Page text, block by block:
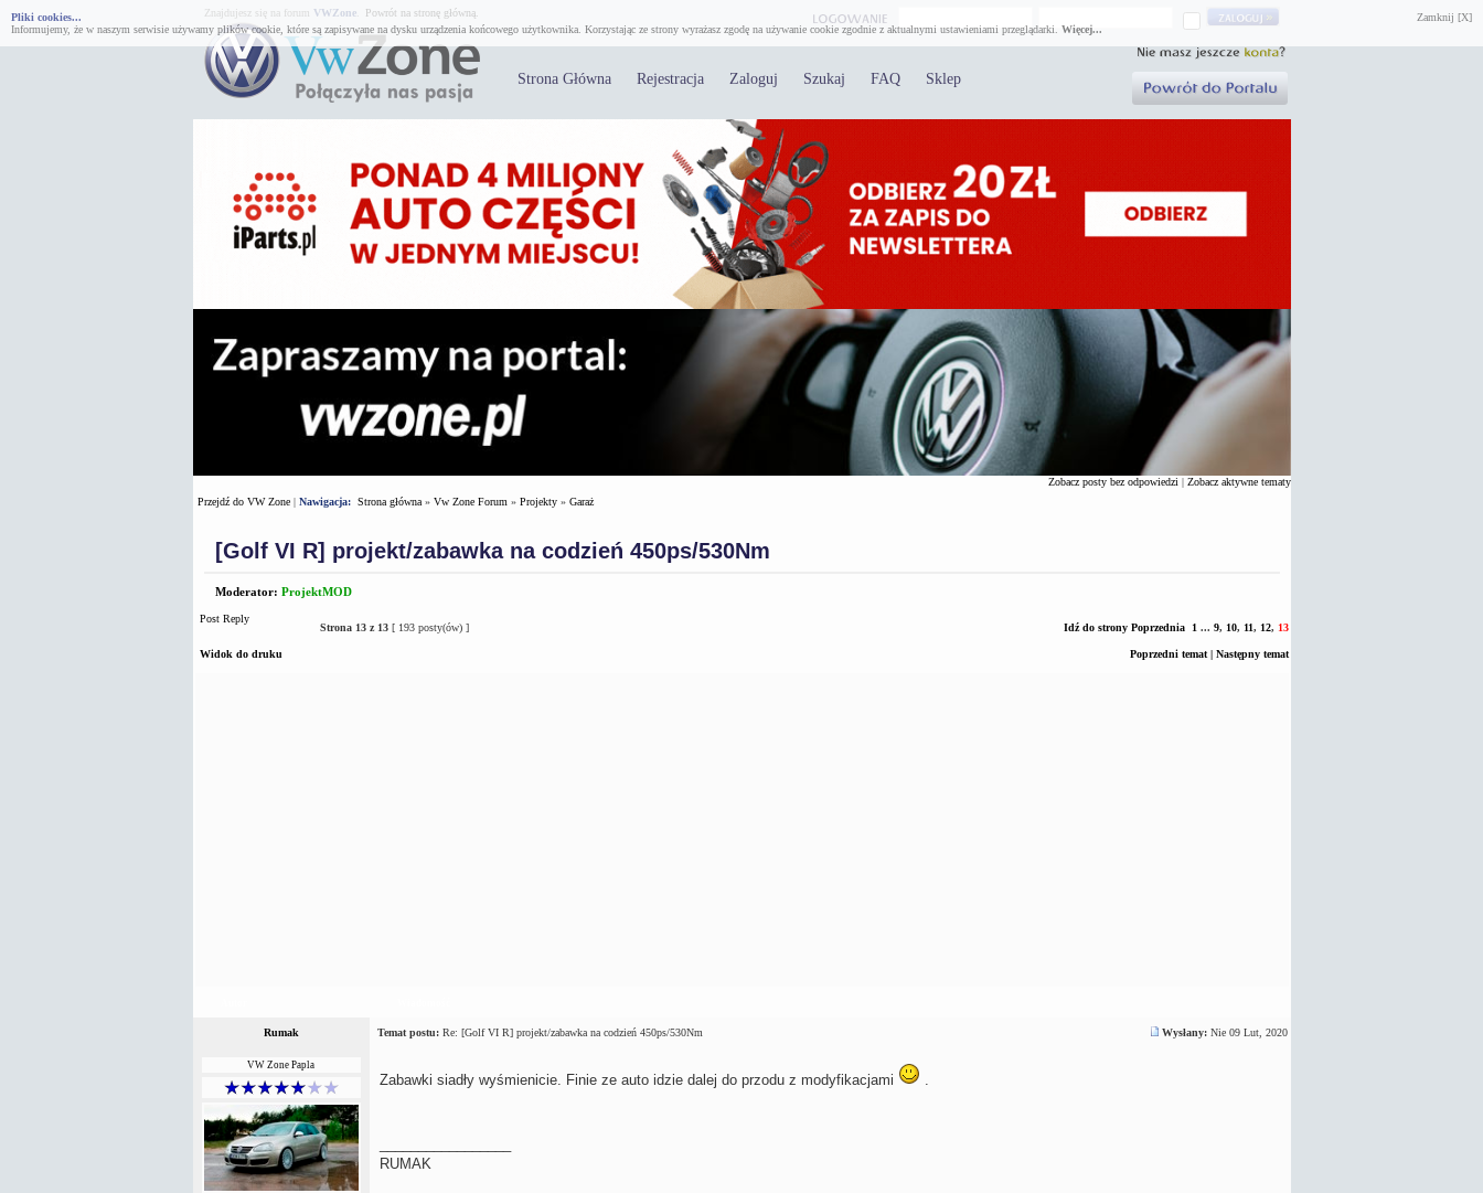
Zamknij [X]
Pliki cookies...
Informujemy, że w naszym serwisie używamy plików cookie, które są zapisywane na dysku urządzenia końcowego użytkownika. Korzystając ze strony wyrażasz zgodę na używanie cookie zgodnie z aktualnymi ustawieniami przeglądarki. Więcej...
Znajdujesz się na forum VWZone. Powrót na stronę główną.
Strona Główna Rejestracja Zaloguj Szukaj FAQ Sklep
Zobacz posty bez odpowiedzi | Zobacz aktywne tematy
Przejdź do VW Zone| Nawigacja: Strona główna» Vw Zone Forum » Projekty» Garaż
[Golf VI R] projekt/zabawka na codzień 450ps/530Nm
Moderator: ProjektMOD
Post Reply
Strona 13z 13[ 193 posty(ów) ] Idź do strony Poprzednia 1 ... 9, 10, 11, 12, 13
Widok do druku Poprzedni temat| Następny temat
Rumak Temat postu:Re: [Golf VI R] projekt/zabawka na codzień 450ps/530Nm Wysłany:Nie 09 Lut, 2020
VW Zone Papla
Zabawki siadły wyśmienicie. Finie ze auto idzie dalej do przodu z modyfikacjami
RUMAK